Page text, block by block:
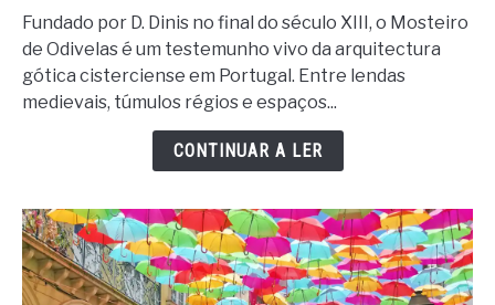
de
Odivelas:
onde
o
e
a
História
Fundado por D. Dinis no final do século XIII, o Mosteiro
de Odivelas é um testemunho vivo da arquitectura
gótica cisterciense em Portugal. Entre lendas
medievais, túmulos régios e espaços...
CONTINUAR A LER